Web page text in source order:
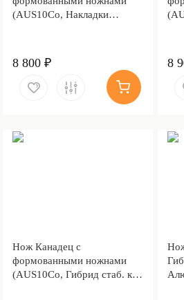
(AUS10Co, Накладки
8 800 ₽ 8
Нож Канадец с
формованными ножнами
(AUS10Co, Гибрид стаб. кап